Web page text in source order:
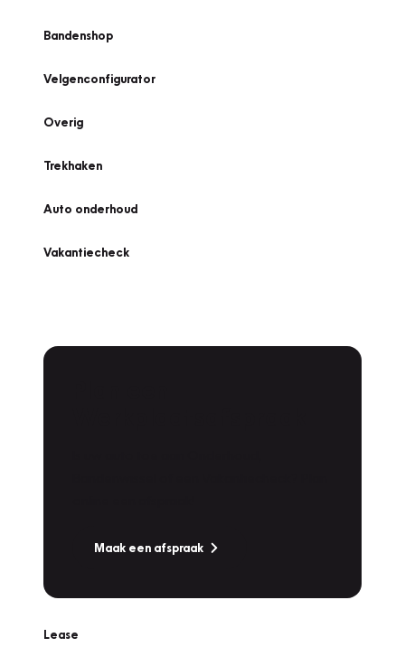
Bandenshop
Velgenconfigurator
Overig
Trekhaken
Auto onderhoud
Vakantiecheck
Maak een afspraak
Lease